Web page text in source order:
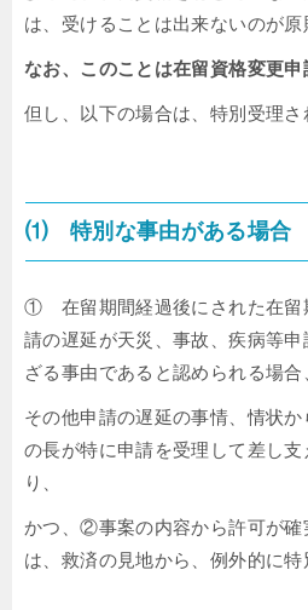
は、受けることは出来ないのが原
なお、このことは在留資格変更申
但し、以下の場合は、特別受理さ
⑴ 特別な事由がある場合
① 在留期間経過後にされた在留
請の遅延が天災、事故、疾病等
ざる事由であると認められる場合
その他申請の遅延の事情、情状
の長が特に申請を受理して差し
り、
かつ、②事案の内容から許可が確
は、救済の見地から、例外的に特